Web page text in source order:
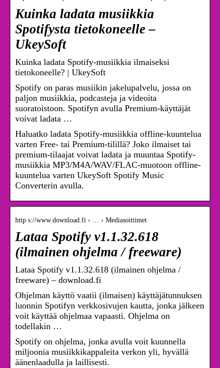
Kuinka ladata musiikkia
Spotifysta tietokoneelle –
UkeySoft
Kuinka ladata Spotify-musiikkia ilmaiseksi
tietokoneelle? | UkeySoft
Spotify on paras musiikin jakelupalvelu, jossa on
paljon musiikkia, podcasteja ja videoita
suoratoistoon. Spotifyn avulla Premium-käyttäjät
voivat ladata …
Haluatko ladata Spotify-musiikkia offline-kuuntelua
varten Free- tai Premium-tilillä? Joko ilmaiset tai
premium-tilaajat voivat ladata ja muuntaa Spotify-
musiikkia MP3/M4A/WAV/FLAC-muotoon offline-
kuuntelua varten UkeySoft Spotify Music
Converterin avulla.
http s://www.download.fi › … › Mediasoittimet
Lataa Spotify v1.1.32.618
(ilmainen ohjelma / freeware)
Lataa Spotify v1.1.32.618 (ilmainen ohjelma /
freeware) – download.fi
Ohjelman käyttö vaatii (ilmaisen) käyttäjätunnuksen
luonnin Spotifyn verkkosivujen kautta, jonka jälkeen
voit käyttää ohjelmaa vapaasti. Ohjelma on
todellakin …
Spotify on ohjelma, jonka avulla voit kuunnella
miljoonia musiikkikappaleita verkon yli, hyvällä
äänenlaadulla ja laillisesti.